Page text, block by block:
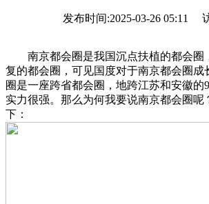
发布时间:2025-03-26 05:11
南京都会圈是我国沉点扶植的都会圈
复的都会圈，可见国度对于南京都会圈成
圈是一座跨省都会圈，地跨江苏和安徽的
实力很强。那么为何我要说南京都会圈呢
下：